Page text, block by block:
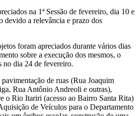
na 1ª Sessão de fevereiro, dia 10 e
devido a relevância e prazo dos
foram apreciados durante vários dias
sobre a execução dos mesmos, o
no dia 24 de fevereiro.
de ruas (Rua Joaquim
Rua Antônio Andreoli e outras),
o Rio Itariri (acesso ao Bairro Santa Rita)
de Veículos para o Departamento